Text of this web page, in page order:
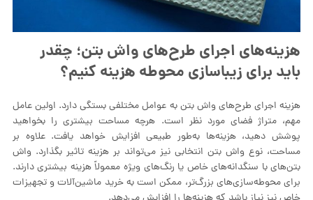
هزینه‌های اجرای طرح‌های واش بتن؛ چقدر
باید برای زیباسازی محوطه هزینه کنیم؟
هزینه اجرای طرح‌های واش بتن به عوامل مختلفی بستگی دارد. اولین عامل
مهم، متراژ فضای مورد نظر است. هرچه مساحت بیشتری را بخواهید
پوشش دهید، هزینه‌ها به‌طور طبیعی افزایش خواهد یافت. علاوه بر
مساحت، نوع واش بتن انتخابی نیز می‌تواند بر هزینه تاثیر بگذارد. واش
بتن‌های با سنگدانه‌های خاص یا رنگ‌های ویژه معمولاً هزینه بیشتری دارند.
برای محوطه‌سازی‌های بزرگ‌تر، ممکن است به خرید ماشین‌آلات و تجهیزات